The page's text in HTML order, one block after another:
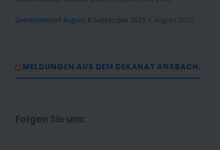
Gemeindebrief August & September 2025 4. August 2025
MELDUNGEN AUS DEM DEKANAT ANSBACH:
Folgen Sie uns: